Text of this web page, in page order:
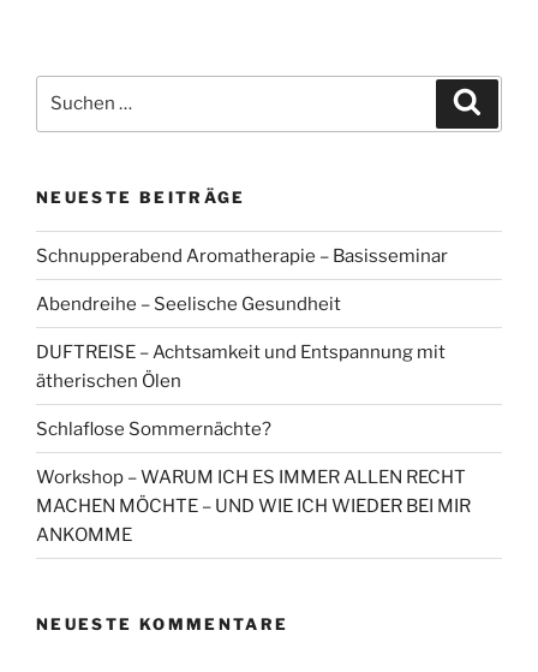
nach:
NEUESTE BEITRÄGE
Schnupperabend Aromatherapie – Basisseminar
Abendreihe – Seelische Gesundheit
DUFTREISE – Achtsamkeit und Entspannung mit
ätherischen Ölen
Schlaflose Sommernächte?
Workshop – WARUM ICH ES IMMER ALLEN RECHT
MACHEN MÖCHTE – UND WIE ICH WIEDER BEI MIR
ANKOMME
NEUESTE KOMMENTARE